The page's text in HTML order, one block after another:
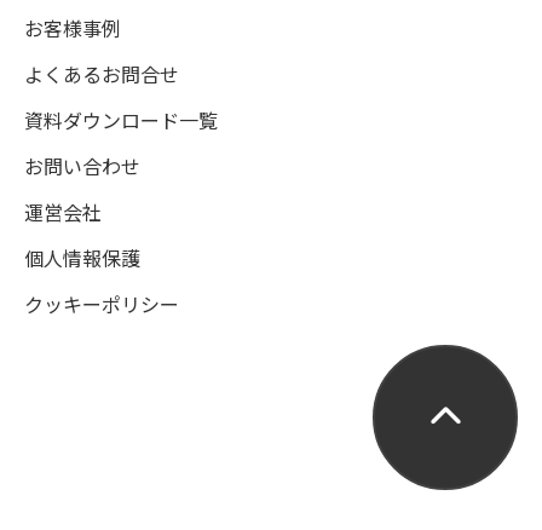
お客様事例
よくあるお問合せ
資料ダウンロード一覧
お問い合わせ
運営会社
個人情報保護
クッキーポリシー